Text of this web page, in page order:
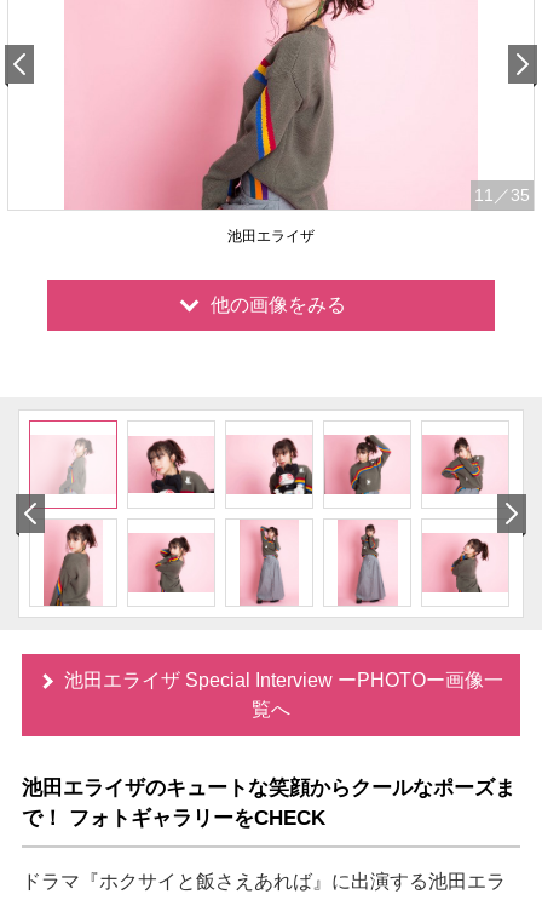
11 ／35
池田エライザ
他の画像をみる
池田エライザ Special Interview ーPHOTOー画像一
覧へ
池田エライザのキュートな笑顔からクールなポーズま
で！ フォトギャラリーをCHECK
ドラマ『ホクサイと飯さえあれば』に出演する池田エラ